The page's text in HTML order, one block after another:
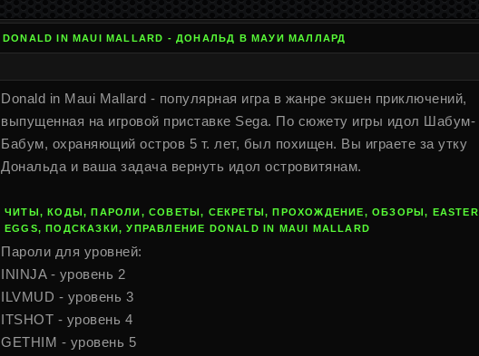
DONALD IN MAUI MALLARD - ДОНАЛЬД В МАУИ МАЛЛАРД
Donald in Maui Mallard - популярная игра в жанре экшен приключений,
выпущенная на игровой приставке Sega. По сюжету игры идол Шабум-
Бабум, охраняющий остров 5 т. лет, был похищен. Вы играете за утку
Дональда и ваша задача вернуть идол островитянам.
ЧИТЫ, КОДЫ, ПАРОЛИ, СОВЕТЫ, СЕКРЕТЫ, ПРОХОЖДЕНИЕ, ОБЗОРЫ, EASTER
EGGS, ПОДСКАЗКИ, УПРАВЛЕНИЕ DONALD IN MAUI MALLARD
Пароли для уровней:
ININJA - уровень 2
ILVMUD - уровень 3
ITSHOT - уровень 4
GETHIM - уровень 5